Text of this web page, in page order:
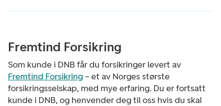
Fremtind Forsikring
Som kunde i DNB får du forsikringer levert av
Fremtind Forsikring – et av Norges største
forsikringsselskap, med mye erfaring. Du er fortsatt
kunde i DNB, og henvender deg til oss hvis du skal